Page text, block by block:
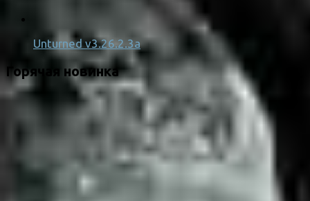
Unturned v3.26.2.3a
Горячая новинка